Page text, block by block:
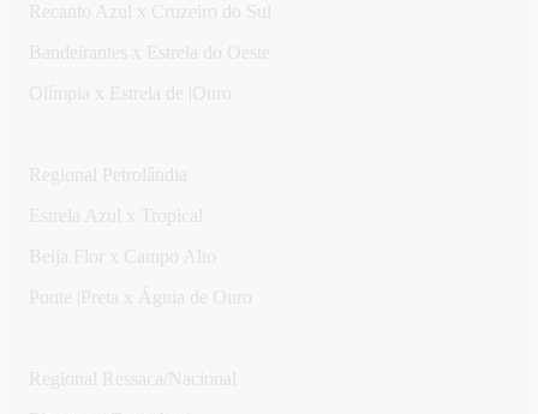
Recanto Azul x Cruzeiro do Sul
Bandeirantes x Estrela do Oeste
Olímpia x Estrela de |Ouro
Regional Petrolândia
Estrela Azul x Tropical
Beija Flor x Campo Alto
Ponte |Preta x Águia de Ouro
Regional Ressaca/Nacional